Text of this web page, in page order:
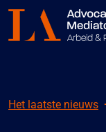
Het laatste nieuws